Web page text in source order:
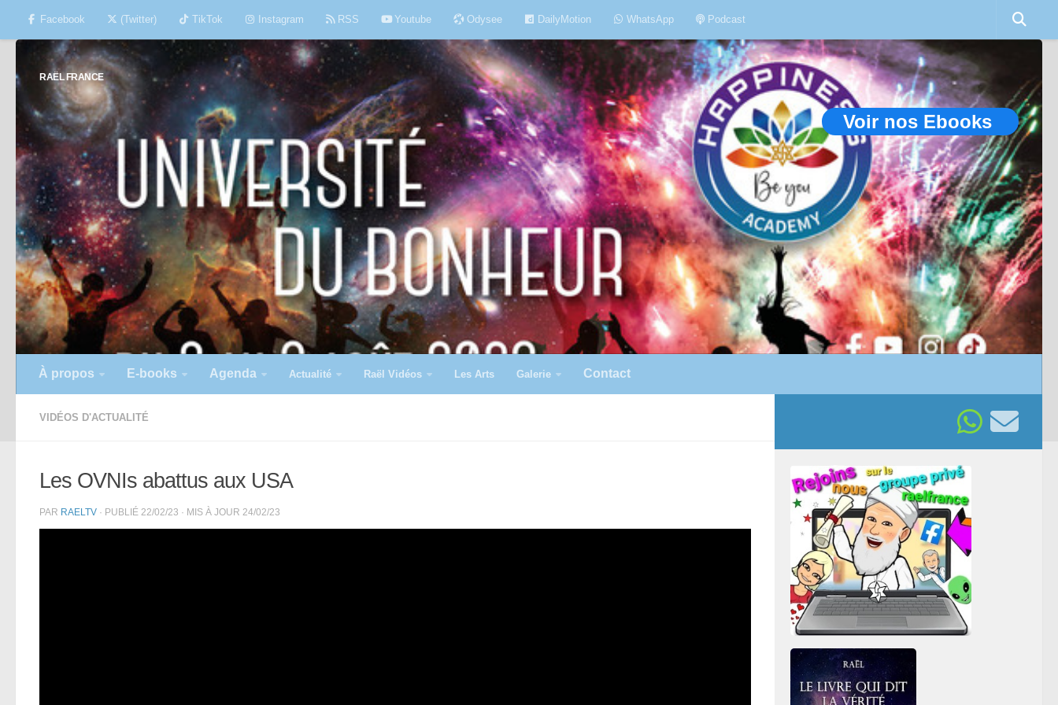
Skip to content
Facebook (Twitter) TikTok Instagram RSS Youtube Odysee DailyMotion WhatsApp Podcast
RAËL FRANCE
Voir nos Ebooks
À propos E-books Agenda Actualité Raël Vidéos Les Arts Galerie Contact
VIDÉOS D'ACTUALITÉ
Les OVNIs abattus aux USA
PAR RAELTV · PUBLIÉ 22/02/23 · MIS À JOUR 24/02/23